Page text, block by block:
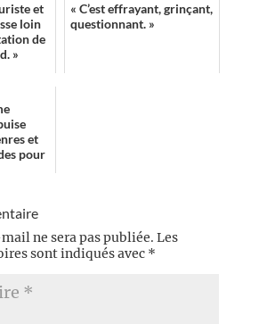
et
loin
de
»
« C’est effrayant, grinçant,
questionnant. »
et
pour
ne sera pas publiée. Les
sont indiqués avec *